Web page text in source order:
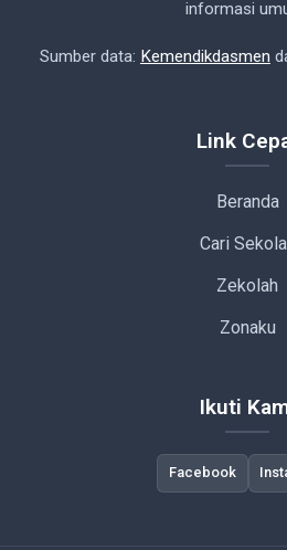
informasi
Sumber data: Kemendikdasmen
Link
Beranda
Cari
Zekolah
Zonaku
Ikuti
Facebook